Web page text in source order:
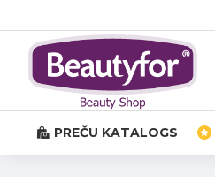
PREČU KATALOGS